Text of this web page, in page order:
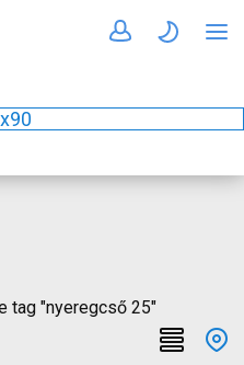
tag "nyeregcső 25"